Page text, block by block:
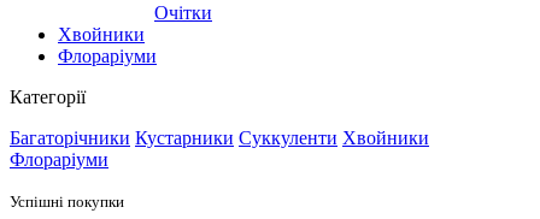
Очітки
Хвойники
Флораріуми
Категорії
Багаторічники Кустарники Суккуленти Хвойники
Флораріуми
Успішні покупки